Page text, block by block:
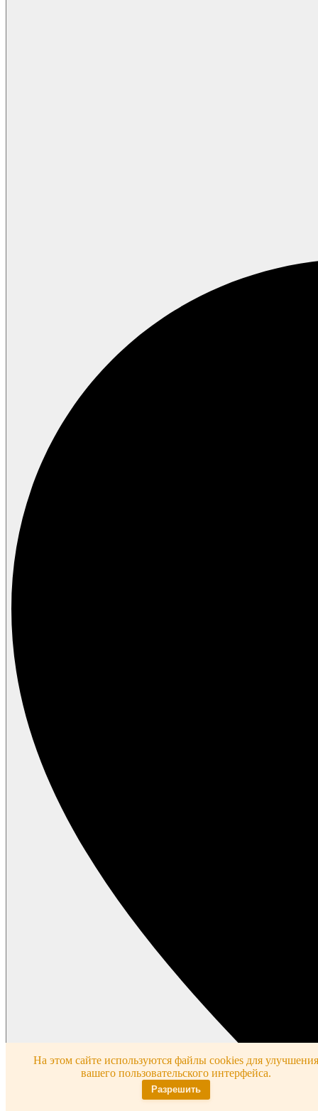
На этом сайте используются файлы cookies для улучшения
вашего пользовательского интерфейса.
Разрешить